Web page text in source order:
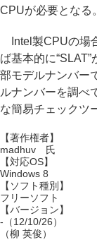
CPUが必要となる。
Intel製CPUの場
ば基本的に“SLAT”
部モデルナンバー
ルナンバーを調べ
な簡易チェックツ
【著作権者】
madhuv 氏
【対応OS】
Windows 8
【ソフト種別】
フリーソフト
【バージョン】
-（12/10/26）
（柳 英俊）